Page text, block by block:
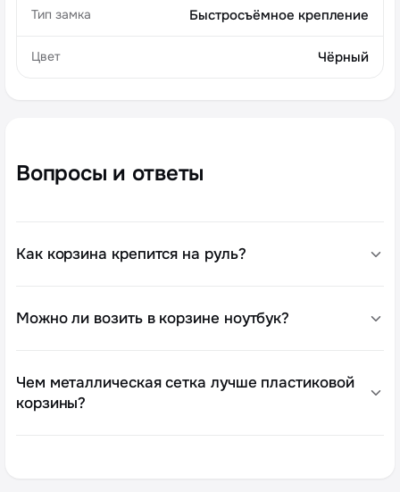
Тип замка Быстросъёмное крепление
Цвет Чёрный
Вопросы и ответы
Как корзина крепится на руль?
Можно ли возить в корзине ноутбук?
Чем металлическая сетка лучше пластиковой
корзины?